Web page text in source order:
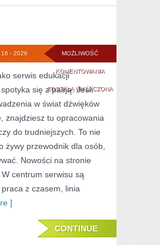
MOŻLIWOŚĆ
KOMENTOWANIAMUZYKA
ZOSTAŁA WYŁĄCZONA
16 - 2026
serwis edukacji
się z pasją. Jeśli
w świat dźwięków
znajdziesz tu opracowania
do trudniejszych. To nie
żywy przewodnik dla osób,
Nowości na stronie
centrum serwisu są
z czasem, linia
]
CONTINUE